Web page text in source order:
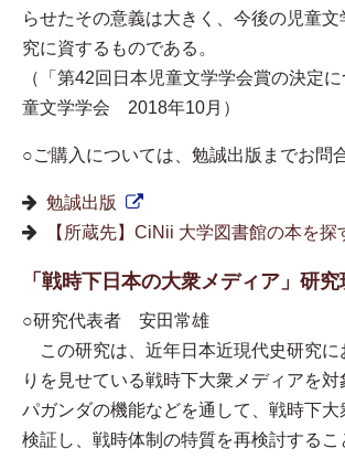
らせたその意義は大きく、今後の児童
究に資するものである。
（「第42回日本児童文学学会賞の決定
童文学学会 2018年10月）
○ご購入については、勉誠出版までお問
勉誠出版
【所蔵先】CiNii 大学図書館の本を探
「戦時下日本の大衆メディア」研究
○研究代表者 安田常雄
この研究は、近年日本近現代史研究に
りを見せている戦時下大衆メディアを対
パガンダの機能などを通して、戦時下大
検証し、戦時体制の特質を再検討する